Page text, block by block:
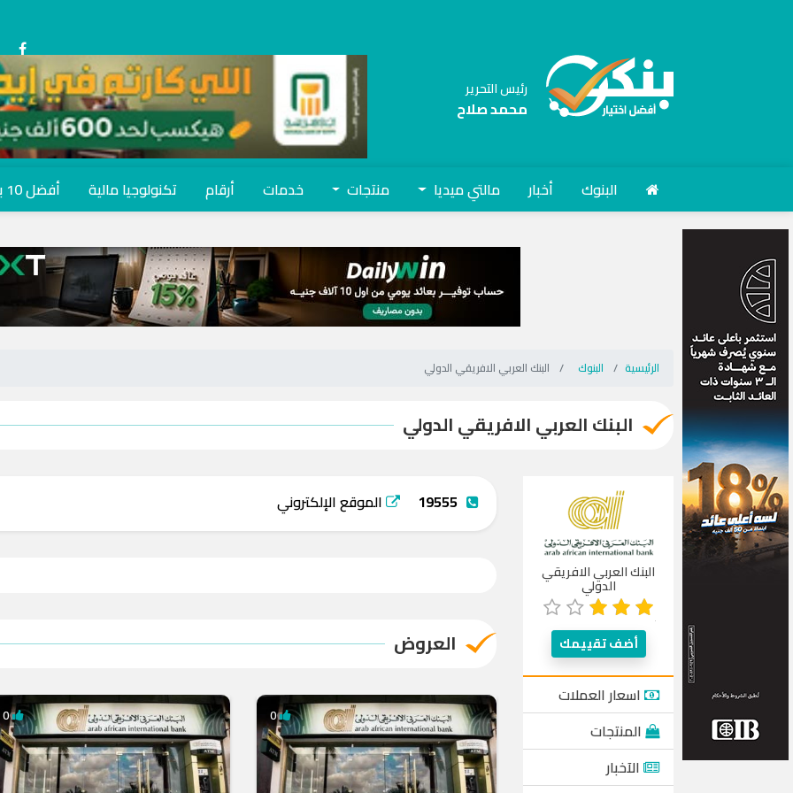
رئيس التحرير
محمد صلاح
البنوك أخبار مالتي ميديا منتجات خدمات أرقام تكنولوجيا مالية أفضل 10 بنوك
الرئيسية البنوك البنك العربي الافريقي الدولي
البنك العربي الافريقي الدولي
البنك العربي الافريقي
الدولي
أضف تقييمك
اسعار العملات
المنتجات
الآخبار
19555 الموقع الإلكتروني
العروض
0
0